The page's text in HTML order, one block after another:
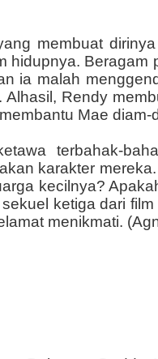
membuat
Beragam
ia malah
Rendy
Mae
terbahak-
karakter
kecilnya?
ketiga dari
menikmati.